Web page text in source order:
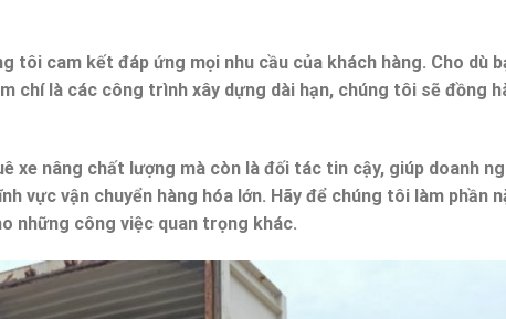
tôi cam kết đáp ứng mọi nhu cầu của khách hàng. Cho dù
chí là các công trình xây dựng dài hạn, chúng tôi sẽ đồng
xe nâng chất lượng mà còn là đối tác tin cậy, giúp doanh
vực vận chuyển hàng hóa lớn. Hãy để chúng tôi làm phần
những công việc quan trọng khác.